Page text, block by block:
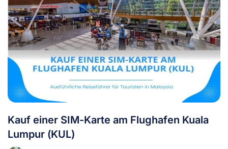
Kauf einer SIM-Karte am Flughafen Kuala
Lumpur (KUL)